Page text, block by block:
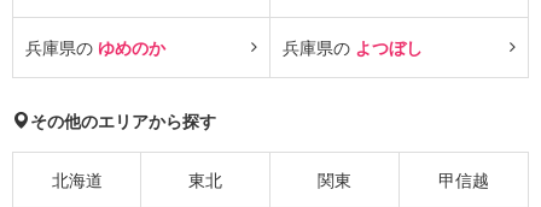
兵庫県の ゆめのか 兵庫県の よつぼし
その他のエリアから探す
北海道 東北 関東 甲信越